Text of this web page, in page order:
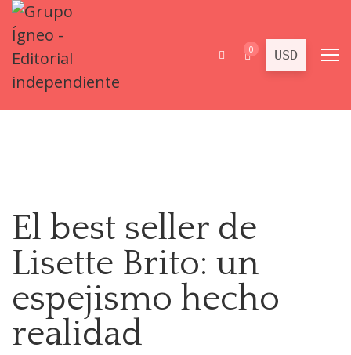
0
El best seller de
Lisette Brito: un
espejismo hecho
realidad